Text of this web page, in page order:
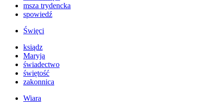
msza trydencka
spowiedź
Święci
ksiądz
Maryja
świadectwo
świętość
zakonnica
Wiara